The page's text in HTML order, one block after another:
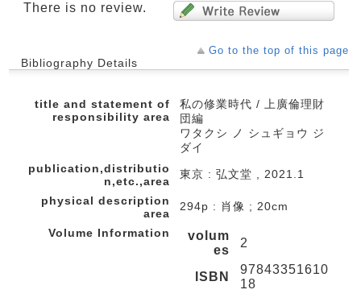
There is no review.
Go to the top of this page
Bibliography Details
title and statement of
responsibility area
私の修業時代 / 上廣倫理財
団編
ワタクシ ノ シュギョウ ジ
ダイ
publication,distributio
n,etc.,area
東京 : 弘文堂 , 2021.1
physical description
area
294p : 肖像 ; 20cm
Volume Information
volum
es
2
ISBN
97843351610
18